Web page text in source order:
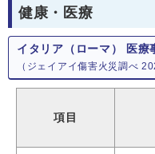
健康・医療
イタリア（ローマ） 医療
（ジェイアイ傷害火災調べ
項目